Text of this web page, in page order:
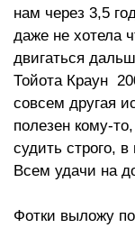
нам через 3,5
даже не хотела
двигаться
Тойота Краун
совсем другая
полезен кому-
судить строго,
Всем удачи на
Фотки выложу